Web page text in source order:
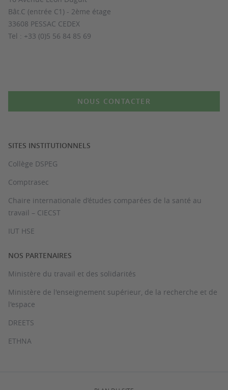
Bât.C (entrée C1) - 2ème étage
33608 PESSAC CEDEX
Tel : +33 (0)5 56 84 85 69
NOUS CONTACTER
SITES INSTITUTIONNELS
Collège DSPEG
Comptrasec
Chaire internationale d’études comparées de la santé au
travail – CIECST
IUT HSE
NOS PARTENAIRES
Ministère du travail et des solidarités
Ministère de l'enseignement supérieur, de la recherche et de
l'espace
DREETS
ETHNA